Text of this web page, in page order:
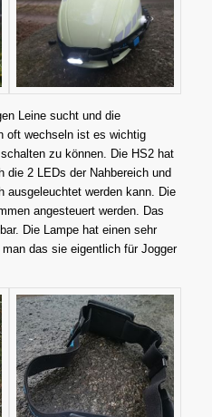
Leine sucht und die
oft wechseln ist es wichtig
zu können. Die HS2 hat
die 2 LEDs der Nahbereich und
ausgeleuchtet werden kann. Die
angesteuert werden. Das
Die Lampe hat einen sehr
das sie eigentlich für Jogger